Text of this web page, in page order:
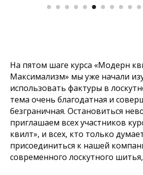
На пятом шаге курса «Модерн
Максимализм» мы уже начали
использовать фактуры в
тема очень благодатная и
безграничная. Остановиться
приглашаем всех участников
квилт», и всех, кто только
присоединиться к нашей
современного лоскутного